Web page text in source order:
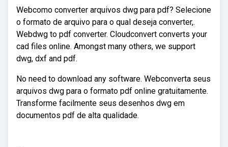
Webcomo converter arquivos dwg para pdf? Selecione
o formato de arquivo para o qual deseja converter,.
Webdwg to pdf converter. Cloudconvert converts your
cad files online. Amongst many others, we support
dwg, dxf and pdf.
No need to download any software. Webconverta seus
arquivos dwg para o formato pdf online gratuitamente.
Transforme facilmente seus desenhos dwg em
documentos pdf de alta qualidade.